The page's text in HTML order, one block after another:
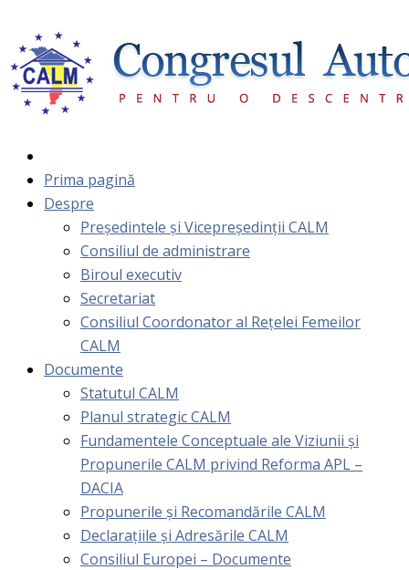
Prima pagină
Despre
Președintele și Vicepreședinții CALM
Consiliul de administrare
Biroul executiv
Secretariat
Consiliul Coordonator al Rețelei Femeilor
CALM
Documente
Statutul CALM
Planul strategic CALM
Fundamentele Conceptuale ale Viziunii și
Propunerile CALM privind Reforma APL –
DACIA
Propunerile și Recomandările CALM
Declarațiile și Adresările CALM
Consiliul Europei – Documente